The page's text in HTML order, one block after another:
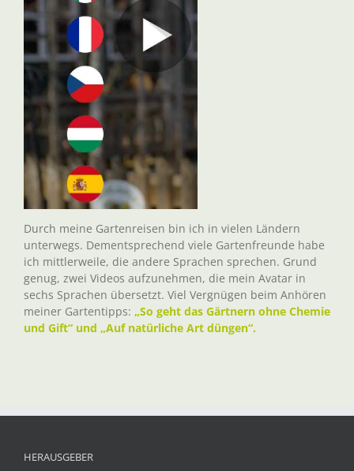
Durch meine Gartenreisen bin ich in vielen Ländern
unterwegs. Dementsprechend viele Gartenfreunde habe
ich mittlerweile, die andere Sprachen sprechen. Grund
genug, zwei Videos aufzunehmen, die mein Avatar in
sechs Sprachen übersetzt. Viel Vergnügen beim Anhören
meiner Gartentipps: „So geht das Gärtnern ohne Chemie
und Gift“ und „Auf natürliche Art düngen“.
HERAUSGEBER